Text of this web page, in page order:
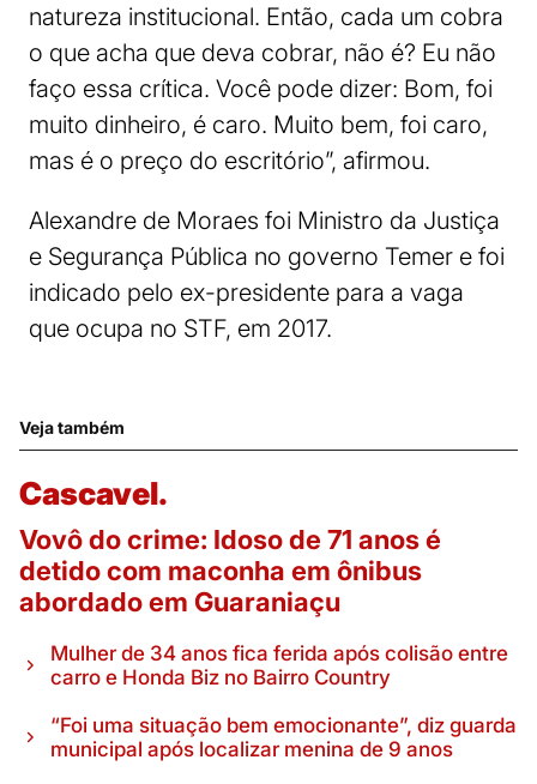
natureza institucional. Então, cada um cobra
o que acha que deva cobrar, não é? Eu não
faço essa crítica. Você pode dizer: Bom, foi
muito dinheiro, é caro. Muito bem, foi caro,
mas é o preço do escritório”, afirmou.
Alexandre de Moraes foi Ministro da Justiça
e Segurança Pública no governo Temer e foi
indicado pelo ex-presidente para a vaga
que ocupa no STF, em 2017.
Veja também
Cascavel.
Vovô do crime: Idoso de 71 anos é
detido com maconha em ônibus
abordado em Guaraniaçu
Mulher de 34 anos fica ferida após colisão entre
carro e Honda Biz no Bairro Country
“Foi uma situação bem emocionante”, diz guarda
municipal após localizar menina de 9 anos